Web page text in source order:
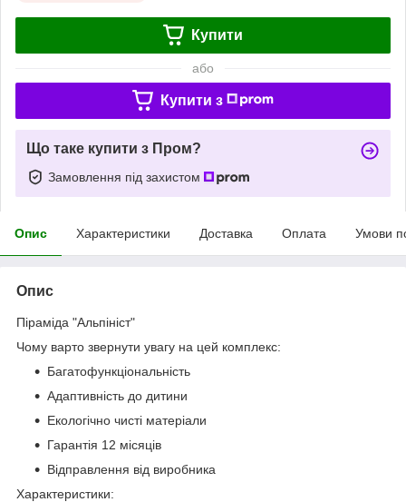
Купити
або
Купити з
Що таке купити з Пром?
Замовлення під захистом
Опис Характеристики Доставка Оплата Умови
Опис
Піраміда "Альпініст"
Чому варто звернути увагу на цей комплекс:
Багатофункціональність
Адаптивність до дитини
Екологічно чисті матеріали
Гарантія 12 місяців
Відправлення від виробника
Характеристики: